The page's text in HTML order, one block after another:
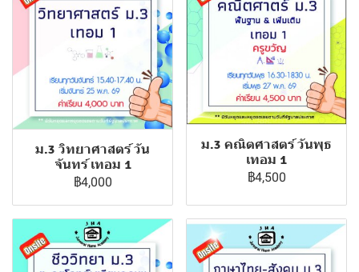
ม.3 วิทยาศาสตร์ วัน
จันทร์ เทอม 1
฿4,000
ม.3 คณิตศาสตร์ วันพุธ
เทอม 1
฿4,500